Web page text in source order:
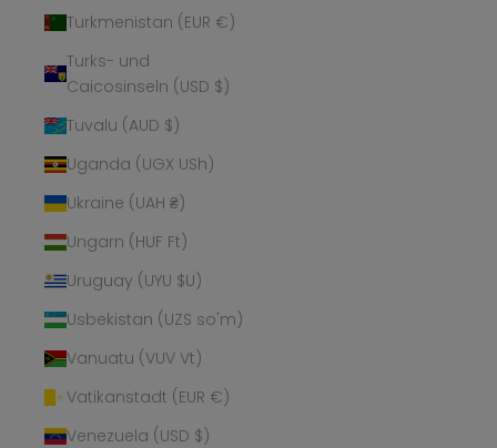
Turkmenistan (EUR €)
Turks- und
Caicosinseln (USD $)
Tuvalu (AUD $)
Uganda (UGX USh)
Ukraine (UAH ₴)
Ungarn (HUF Ft)
Uruguay (UYU $U)
Usbekistan (UZS so'm)
Vanuatu (VUV Vt)
Vatikanstadt (EUR €)
Venezuela (USD $)